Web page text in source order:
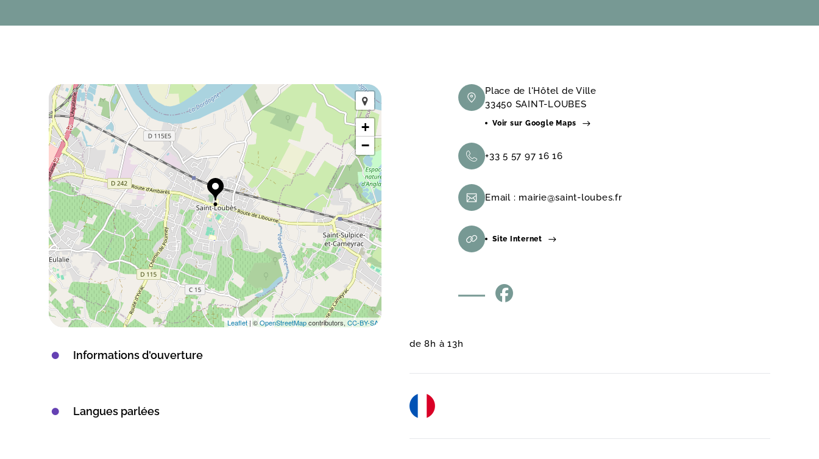
+
−
Leaflet | ©OpenStreetMapcontributors, CC-BY-SA
Place de l'Hôtel de Ville
33450 SAINT-LOUBES
Voir sur Google Maps
+33 5 57 97 16 16
Email : mairie@saint-loubes.fr
Site Internet
Informations d'ouverture
de 8h à 13h
Langues parlées